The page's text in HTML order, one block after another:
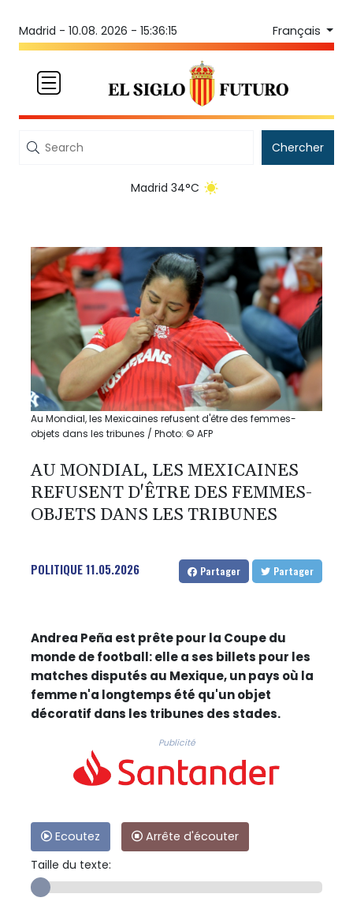
Madrid - 10.08. 2026 - 15:36:15 Français
Chercher
Madrid 34°C
Au Mondial, les Mexicaines refusent d'être des femmes-
objets dans les tribunes / Photo: © AFP
AU MONDIAL, LES MEXICAINES
REFUSENT D'ÊTRE DES FEMMES-
OBJETS DANS LES TRIBUNES
POLITIQUE11.05.2026 Partager Partager
Andrea Peña est prête pour la Coupe du
monde de football: elle a ses billets pour les
matches disputés au Mexique, un pays où la
femme n'a longtemps été qu'un objet
décoratif dans les tribunes des stades.
Publicité
Ecoutez
Arrête d'écouter
Taille du texte: